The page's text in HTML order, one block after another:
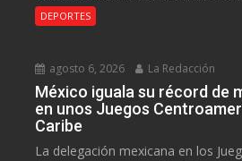
DEPORTES
agosto 6, 2026 La Redacción
México iguala su récord de
en unos Juegos
Caribe
La delegación mexicana en los